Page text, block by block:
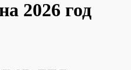
2026 год